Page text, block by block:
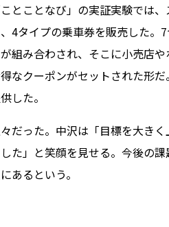
とことなび」の実証実験では
4タイプの乗車券を販売した。
組み合わされ、そこに小売店
なクーポンがセットされた形
した。
だった。中沢は「目標を大き
た」と笑顔を見せる。今後の
あるという。